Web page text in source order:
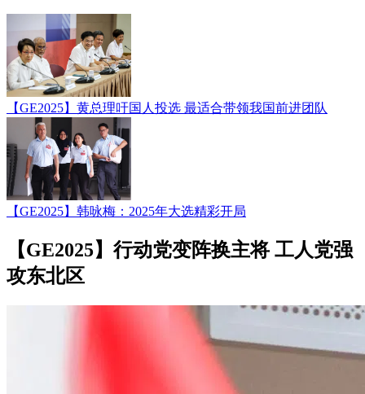
【GE2025】黄总理吁国人投选 最适合带领我国前进团队
【GE2025】韩咏梅：2025年大选精彩开局
【GE2025】行动党变阵换主将 工人党强
攻东北区